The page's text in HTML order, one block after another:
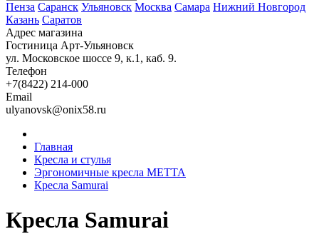
Пенза Саранск Ульяновск Москва Самара Нижний Новгород
Казань Саратов
Адрес магазина
Гостиница Арт-Ульяновск
ул. Московское шоссе 9, к.1, каб. 9.
Телефон
+7(8422) 214-000
Email
ulyanovsk@onix58.ru
Главная
Кресла и стулья
Эргономичные кресла МЕТТА
Кресла Samurai
Кресла Samurai